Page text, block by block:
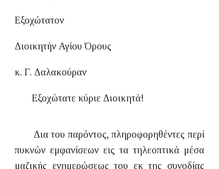
Εξοχώτατον
Διοικητήν Αγίου Όρους
κ. Γ. Δαλακούραν
Εξοχώτατε κύριε Διοικητά!
Δια του παρόντος, πληροφορηθέντες περί
πυκνών εμφανίσεων εις τα τηλεοπτικά μέσα
μαζικής ενημερώσεως του εκ της συνοδίας